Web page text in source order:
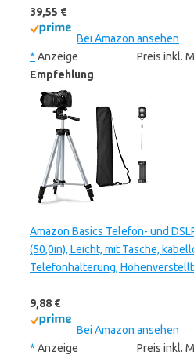
39,55 €
Bei Amazon ansehen
* Anzeige
Preis inkl.
Empfehlung
Amazon Basics Telefon- und
(50,0in), Leicht, mit Tasche,
Telefonhalterung,
9,88 €
Bei Amazon ansehen
* Anzeige Preis inkl.